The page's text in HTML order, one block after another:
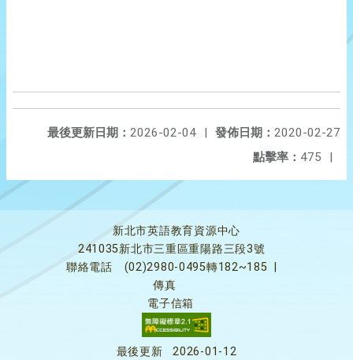
發佈日期： 2020-02-27
最後更新日期： 2026-02-04
|
點擊率： 475 |
新北市英語教育資源中心
241035新北市三重區重陽路三段3號
聯絡電話
(02)2980-0495轉182~185
傳真
電子信箱
最後更新 2026-01-12